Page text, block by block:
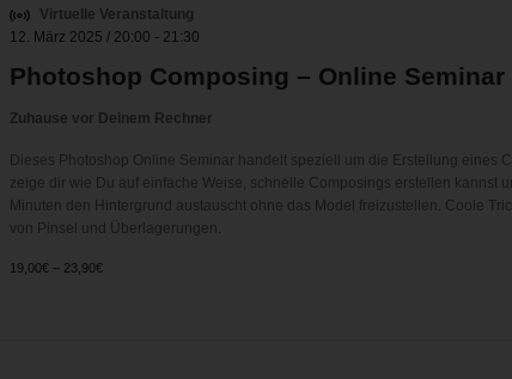
Photoshop Composing – Online Seminar
12. März 2025 / 20:00 - 21:30
Zuhause vor Deinem Rechner
Virtuelle Veranstaltung
Dieses Photoshop Online Seminar handelt speziell um die Erstellung eines
zeige dir wie Du auf einfache Weise, schnelle Composings erstellen kannst
Minuten den Hintergrund austauscht ohne das Model freizustellen. Coole
von Pinsel und Überlagerungen.
19,00€ – 23,90€